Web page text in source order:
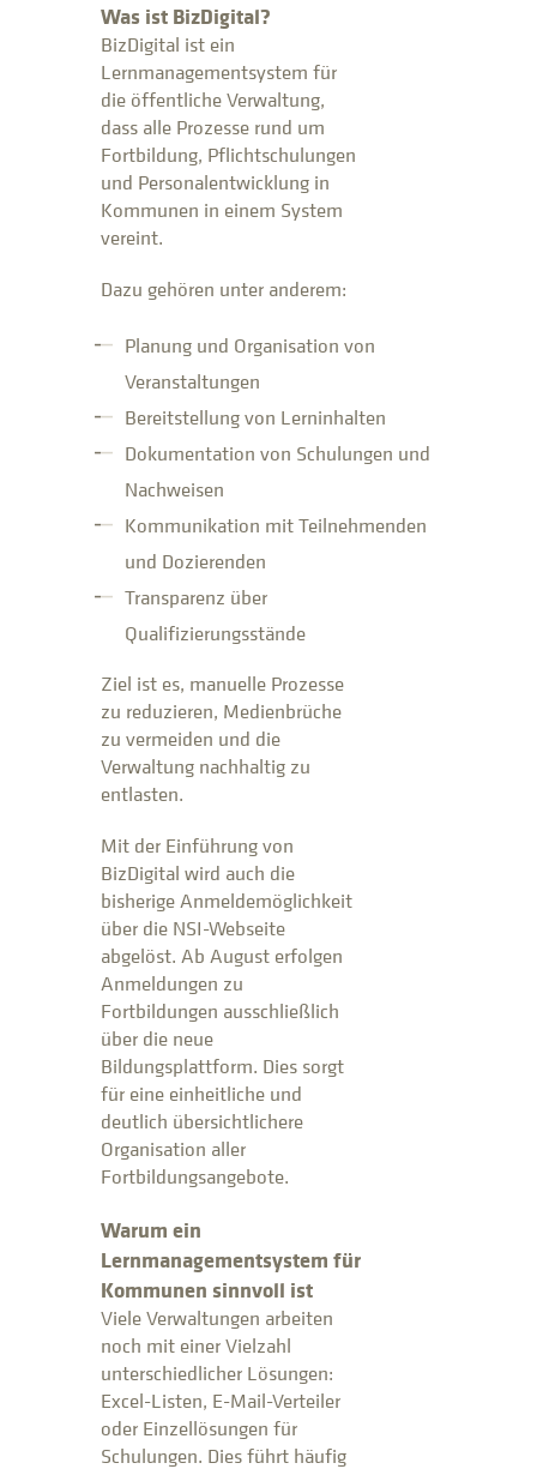
Was ist BizDigital?
BizDigital ist ein
Lernmanagementsystem für
die öffentliche Verwaltung,
dass alle Prozesse rund um
Fortbildung, Pflichtschulungen
und Personalentwicklung in
Kommunen in einem System
vereint.
Dazu gehören unter anderem:
Planung und Organisation von
Veranstaltungen
Bereitstellung von Lerninhalten
Dokumentation von Schulungen und
Nachweisen
Kommunikation mit Teilnehmenden
und Dozierenden
Transparenz über
Qualifizierungsstände
Ziel ist es, manuelle Prozesse
zu reduzieren, Medienbrüche
zu vermeiden und die
Verwaltung nachhaltig zu
entlasten.
Mit der Einführung von
BizDigital wird auch die
bisherige Anmeldemöglichkeit
über die NSI-Webseite
abgelöst. Ab August erfolgen
Anmeldungen zu
Fortbildungen ausschließlich
über die neue
Bildungsplattform. Dies sorgt
für eine einheitliche und
deutlich übersichtlichere
Organisation aller
Fortbildungsangebote.
Warum ein
Lernmanagementsystem für
Kommunen sinnvoll ist
Viele Verwaltungen arbeiten
noch mit einer Vielzahl
unterschiedlicher Lösungen:
Excel-Listen, E-Mail-Verteiler
oder Einzellösungen für
Schulungen. Dies führt häufig